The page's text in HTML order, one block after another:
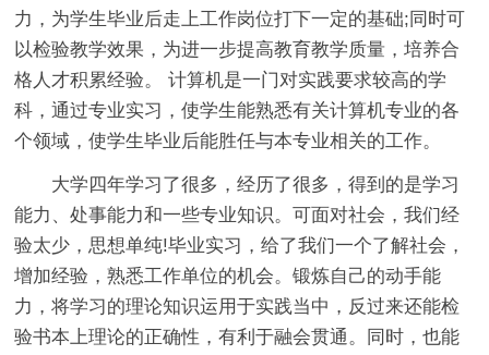
力，为学生毕业后走上工作岗位打下一定的基础;同时可
以检验教学效果，为进一步提高教育教学质量，培养合
格人才积累经验。 计算机是一门对实践要求较高的学
科，通过专业实习，使学生能熟悉有关计算机专业的各
个领域，使学生毕业后能胜任与本专业相关的工作。
大学四年学习了很多，经历了很多，得到的是学习
能力、处事能力和一些专业知识。可面对社会，我们经
验太少，思想单纯!毕业实习，给了我们一个了解社会，
增加经验，熟悉工作单位的机会。锻炼自己的动手能
力，将学习的理论知识运用于实践当中，反过来还能检
验书本上理论的正确性，有利于融会贯通。同时，也能